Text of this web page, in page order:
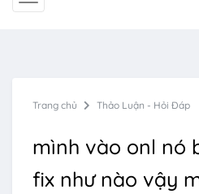
Trang chủ Thảo Luận - Hỏi Đáp
mình vào onl nó
fix như nào vậy